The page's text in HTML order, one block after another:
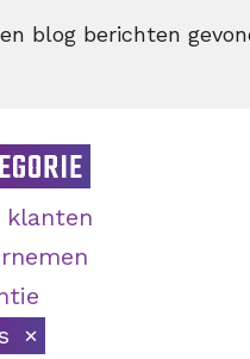
blog berichten
klanten